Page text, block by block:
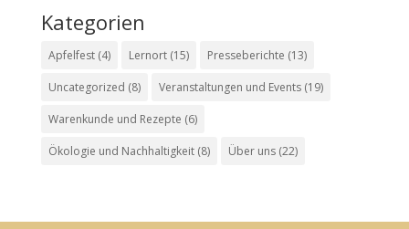
Kategorien
Apfelfest(4) Lernort(15) Presseberichte (13)
Uncategorized (8) Veranstaltungen und Events(19)
Warenkunde und Rezepte (6)
Ökologie und Nachhaltigkeit(8) Über uns(22)